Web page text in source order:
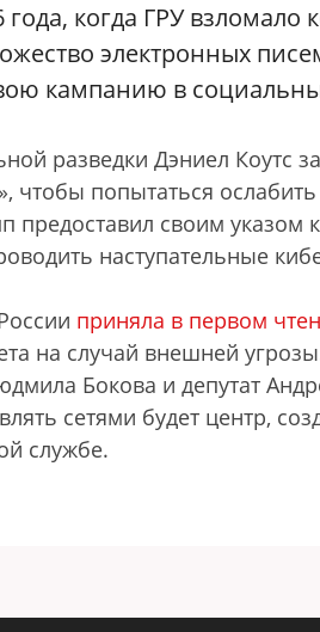
когда ГРУ
электронных
кампанию в
разведки Дэниел Коутс
попытаться
предоставил своим
наступательные
приняла в первом
на случай внешней
Бокова и депутат
сетями будет центр,
службе.